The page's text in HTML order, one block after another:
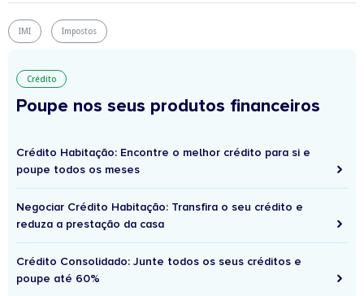
IMI Impostos
Crédito
Poupe nos seus produtos financeiros
Crédito Habitação: Encontre o melhor crédito para si e
poupe todos os meses
Negociar Crédito Habitação: Transfira o seu crédito e
reduza a prestação da casa
Crédito Consolidado: Junte todos os seus créditos e
poupe até 60%